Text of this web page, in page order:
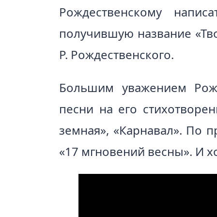
Рождественскому
получившую название
Р. Рождественского.
Большим уважением
песни на его
земная», «Карнавал». По
«17 мгновений весны». И